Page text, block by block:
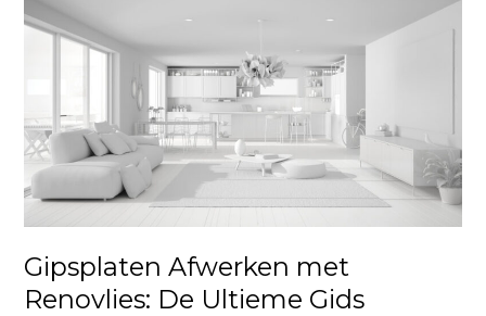
Gipsplaten Afwerken met
Renovlies: De Ultieme Gids
Afwerken
Ultieme
Gids